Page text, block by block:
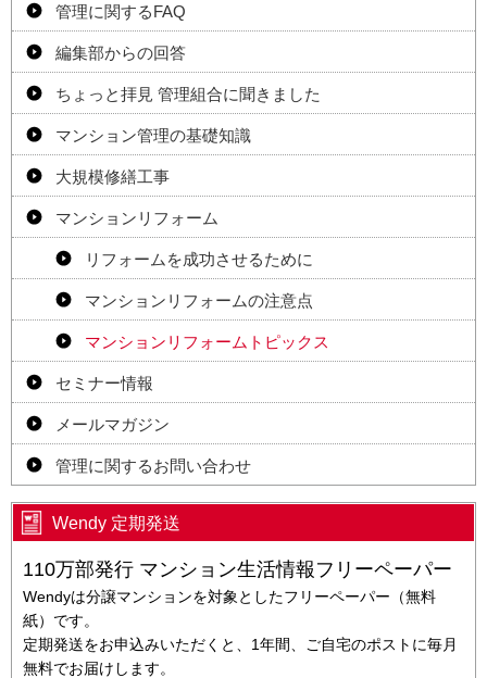
管理に関するFAQ
編集部からの回答
ちょっと拝見 管理組合に聞きました
マンション管理の基礎知識
大規模修繕工事
マンションリフォーム
リフォームを成功させるために
マンションリフォームの注意点
マンションリフォームトピックス
セミナー情報
メールマガジン
管理に関するお問い合わせ
Wendy 定期発送
110万部発行 マンション生活情報フリーペーパー
Wendyは分譲マンションを対象としたフリーペーパー（無料
紙）です。
定期発送をお申込みいただくと、1年間、ご自宅のポストに毎月
無料でお届けします。